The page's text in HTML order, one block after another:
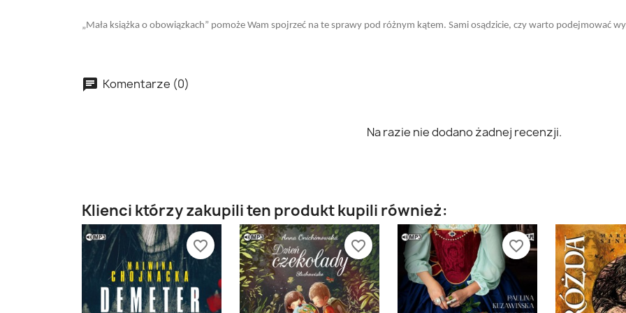
„Mała książka o obowiązkach” pomoże Wam spojrzeć na te sprawy pod różnym kątem. Sami osądzicie, czy warto podejmować
Komentarze (0)
Na razie nie dodano żadnej recenzji.
Klienci którzy zakupili ten produkt kupili również:
favorite_border favorite_border favorite_border